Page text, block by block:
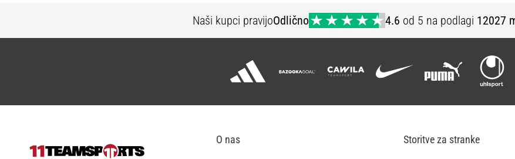
Naši kupci pravijoOdlično 4.6 od 5 na podlagi 12027
O nas Storitve za stranke